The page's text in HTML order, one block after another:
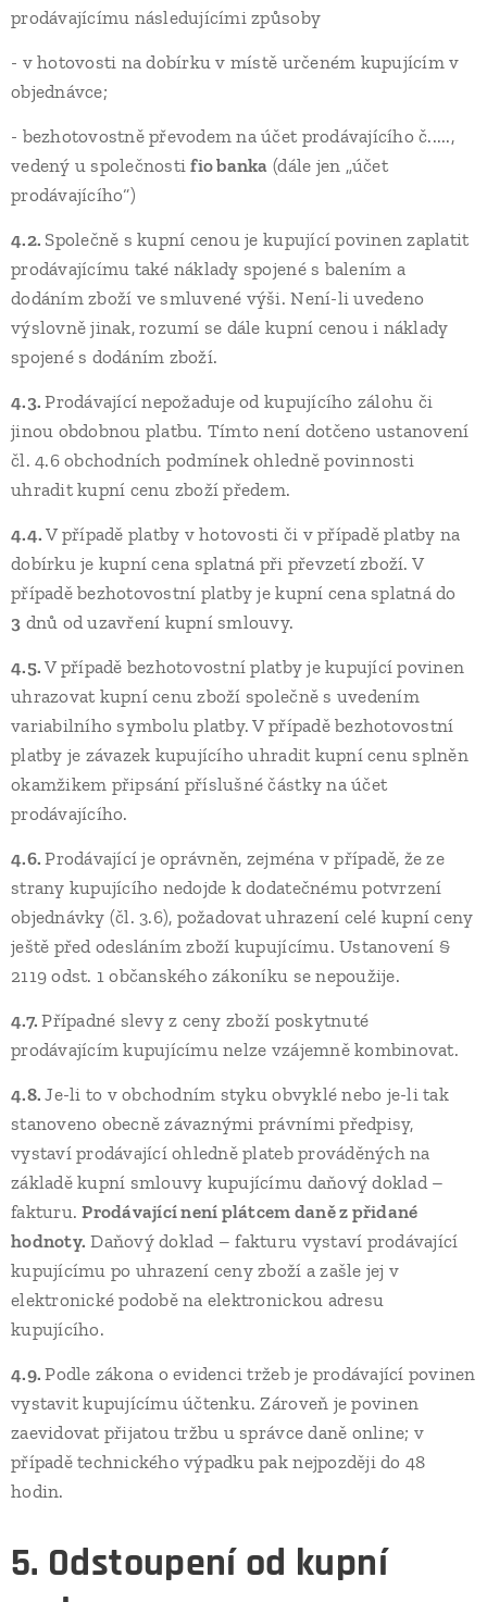
prodávajícímu následujícími způsoby
- v hotovosti na dobírku v místě určeném kupujícím v
objednávce;
- bezhotovostně převodem na účet prodávajícího č.....,
vedený u společnostifio banka (dále jen „účet
prodávajícího“)
4.2. Společně s kupní cenou je kupující povinen zaplatit
prodávajícímu také náklady spojené s balením a
dodáním zboží ve smluvené výši. Není-li uvedeno
výslovně jinak, rozumí se dále kupní cenou i náklady
spojené s dodáním zboží.
4.3.Prodávající nepožaduje od kupujícího zálohu či
jinou obdobnou platbu. Tímto není dotčeno ustanovení
čl. 4.6 obchodních podmínek ohledně povinnosti
uhradit kupní cenu zboží předem.
4.4.V případě platby v hotovosti či v případě platby na
dobírku je kupní cena splatná při převzetí zboží. V
případě bezhotovostní platby je kupní cena splatná do
3 dnů od uzavření kupní smlouvy.
4.5.V případě bezhotovostní platby je kupující povinen
uhrazovat kupní cenu zboží společně s uvedením
variabilního symbolu platby. V případě bezhotovostní
platby je závazek kupujícího uhradit kupní cenu splněn
okamžikem připsání příslušné částky na účet
prodávajícího.
4.6.Prodávající je oprávněn, zejména v případě, že ze
strany kupujícího nedojde k dodatečnému potvrzení
objednávky (čl. 3.6), požadovat uhrazení celé kupní ceny
ještě před odesláním zboží kupujícímu. Ustanovení §
2119 odst. 1 občanského zákoníku se nepoužije.
4.7.Případné slevy z ceny zboží poskytnuté
prodávajícím kupujícímu nelze vzájemně kombinovat.
4.8.Je-li to v obchodním styku obvyklé nebo je-li tak
stanoveno obecně závaznými právními předpisy,
vystaví prodávající ohledně plateb prováděných na
základě kupní smlouvy kupujícímu daňový doklad –
fakturu.Prodávající není plátcem daně z přidané
hodnoty. Daňový doklad – fakturu vystaví prodávající
kupujícímu po uhrazení ceny zboží a zašle jej v
elektronické podobě na elektronickou adresu
kupujícího.
4.9.Podle zákona o evidenci tržeb je prodávající povinen
vystavit kupujícímu účtenku. Zároveň je povinen
zaevidovat přijatou tržbu u správce daně online; v
případě technického výpadku pak nejpozději do 48
hodin.
5. Odstoupení od kupní